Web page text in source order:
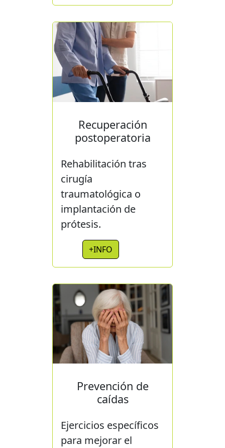
Recuperación
postoperatoria
Rehabilitación tras
cirugía
traumatológica o
implantación de
prótesis.
+INFO
Prevención de
caídas
Ejercicios específicos
para mejorar el